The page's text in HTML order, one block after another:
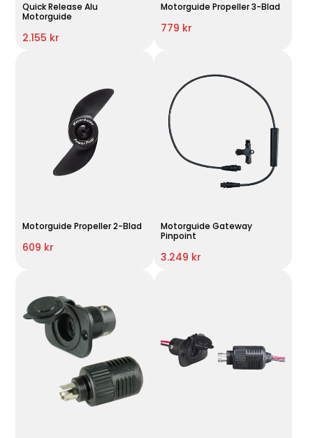
Quick Release Alu
Motorguide
2.155 kr
Motorguide Propeller 3-Blad
779 kr
Motorguide Propeller 2-Blad
609 kr
Motorguide Gateway
Pinpoint
3.249 kr